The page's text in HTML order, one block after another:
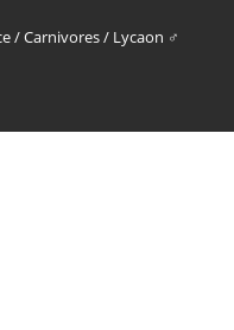
/Carnivores/ Lycaon ♂